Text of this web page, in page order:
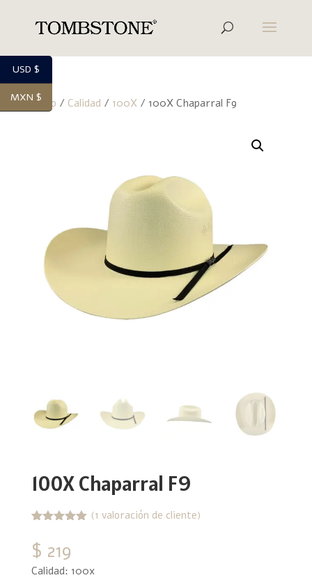
Inicio / Calidad / 100X / 100X Chaparral F9
100X Chaparral F9
con
de 5 en
base a
valoración
(1 valoración de cliente)
$ 219
Calidad: 100x
USD $
MXN $